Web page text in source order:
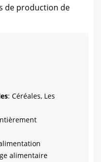
de production de
: Céréales, Les
alimentaire